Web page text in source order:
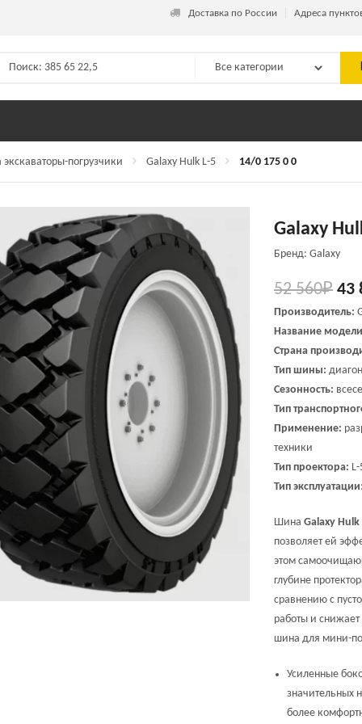
Доставка по России Адреса
погрузчики Galaxy Hulk L-5 14/0 175 0 0
Galaxy
Бренд: Galaxy
52 560₽ 43
Производитель:
Название
Страна
Тип шины:
Сезонность:
Тип
Применение:
техники
Тип проектора:
Тип эксплуатации
Шина Galaxy Hulk
позволяет ей
этом
глубине
сравнению с
работы и
шина для мини-
Усиленные
значительных
более